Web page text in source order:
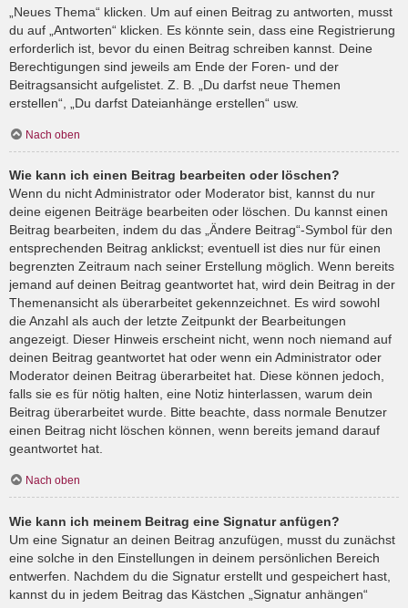
„Neues Thema“ klicken. Um auf einen Beitrag zu antworten, musst
du auf „Antworten“ klicken. Es könnte sein, dass eine Registrierung
erforderlich ist, bevor du einen Beitrag schreiben kannst. Deine
Berechtigungen sind jeweils am Ende der Foren- und der
Beitragsansicht aufgelistet. Z. B. „Du darfst neue Themen
erstellen“, „Du darfst Dateianhänge erstellen“ usw.
Nach oben
Wie kann ich einen Beitrag bearbeiten oder löschen?
Wenn du nicht Administrator oder Moderator bist, kannst du nur
deine eigenen Beiträge bearbeiten oder löschen. Du kannst einen
Beitrag bearbeiten, indem du das „Ändere Beitrag“-Symbol für den
entsprechenden Beitrag anklickst; eventuell ist dies nur für einen
begrenzten Zeitraum nach seiner Erstellung möglich. Wenn bereits
jemand auf deinen Beitrag geantwortet hat, wird dein Beitrag in der
Themenansicht als überarbeitet gekennzeichnet. Es wird sowohl
die Anzahl als auch der letzte Zeitpunkt der Bearbeitungen
angezeigt. Dieser Hinweis erscheint nicht, wenn noch niemand auf
deinen Beitrag geantwortet hat oder wenn ein Administrator oder
Moderator deinen Beitrag überarbeitet hat. Diese können jedoch,
falls sie es für nötig halten, eine Notiz hinterlassen, warum dein
Beitrag überarbeitet wurde. Bitte beachte, dass normale Benutzer
einen Beitrag nicht löschen können, wenn bereits jemand darauf
geantwortet hat.
Nach oben
Wie kann ich meinem Beitrag eine Signatur anfügen?
Um eine Signatur an deinen Beitrag anzufügen, musst du zunächst
eine solche in den Einstellungen in deinem persönlichen Bereich
entwerfen. Nachdem du die Signatur erstellt und gespeichert hast,
kannst du in jedem Beitrag das Kästchen „Signatur anhängen“